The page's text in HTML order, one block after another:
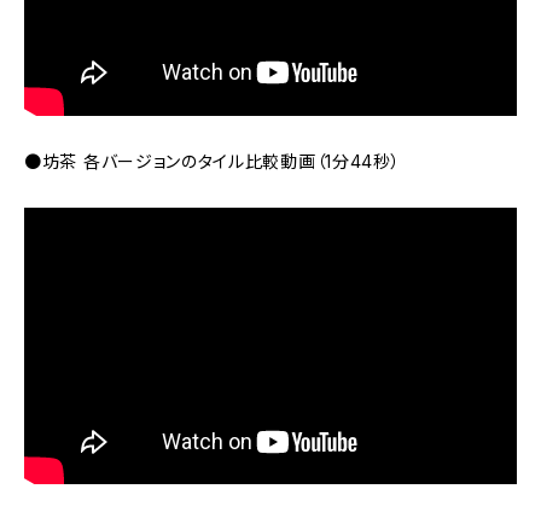
●坊茶 各バージョンのタイル比較動画（1分44秒）